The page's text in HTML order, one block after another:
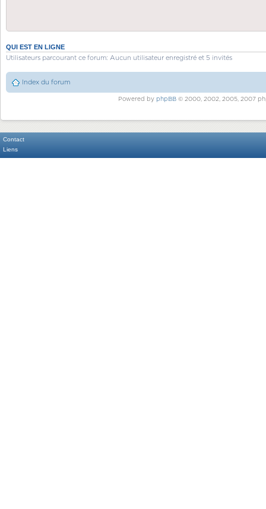
QUI EST EN LIGNE
Utilisateurs parcourant ce forum: Aucun utilisateur enregistré et 5 invités
Index du forum
Powered by phpBB© 2000, 2002, 2005, 2007
Contact
Liens